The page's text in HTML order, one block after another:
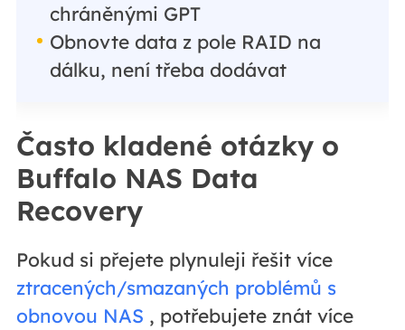
chráněnými GPT
Obnovte data z pole RAID na
dálku, není třeba dodávat
Často kladené otázky o
Buffalo NAS Data
Recovery
Pokud si přejete plynuleji řešit více
ztracených/smazaných problémů s
obnovou NAS , potřebujete znát více